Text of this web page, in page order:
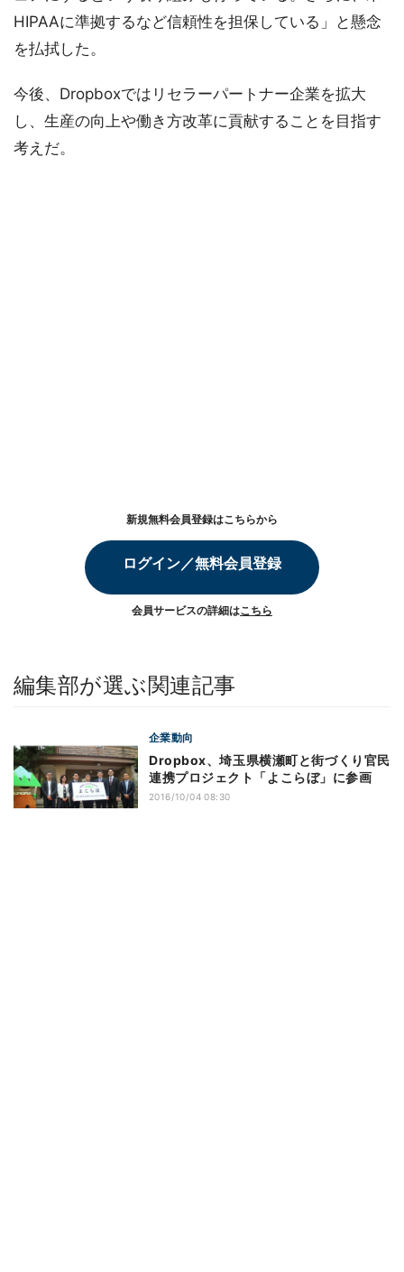
HIPAAに準拠するなど信頼性を担保している」と懸念
を払拭した。
今後、Dropboxではリセラーパートナー企業を拡大
し、生産の向上や働き方改革に貢献することを目指す
考えだ。
新規無料会員登録はこちらから
ログイン／無料会員登録
会員サービスの詳細はこちら
編集部が選ぶ関連記事
企業動向
Dropbox、埼玉県横瀬町と街づくり官民
連携プロジェクト「よこらぼ」に参画
2016/10/04 08:30